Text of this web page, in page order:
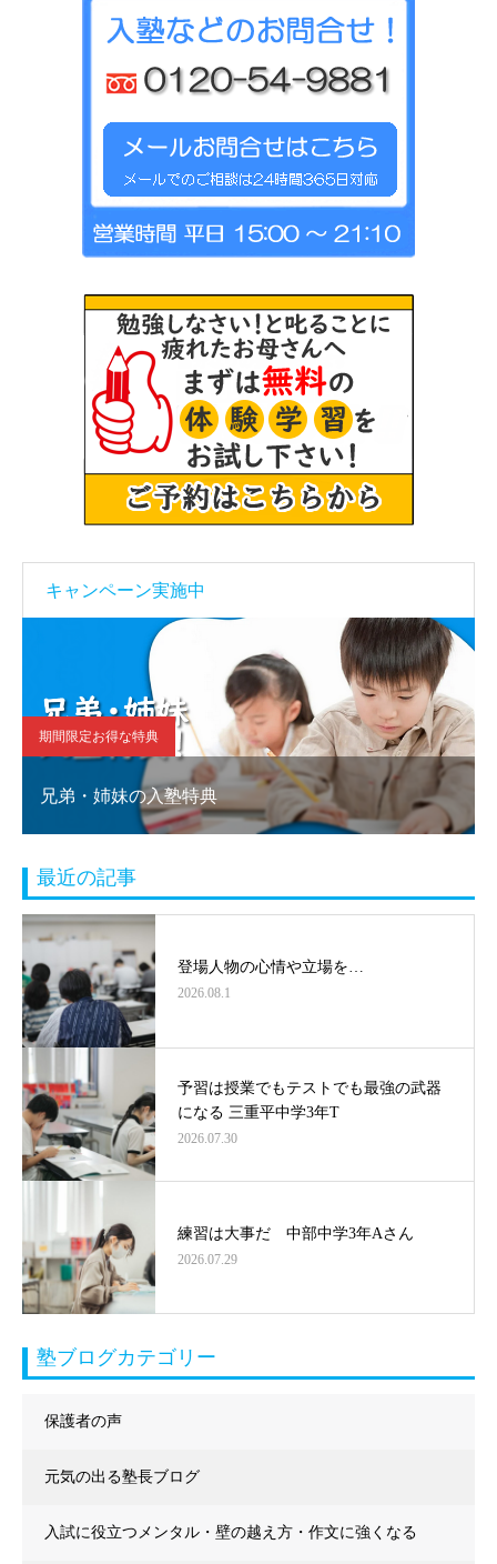
キャンペーン実施中
期間限定お得な特典
兄弟・姉妹の入塾特典
最近の記事
登場人物の心情や立場を…
2026.08.1
予習は授業でもテストでも最強の武器
になる 三重平中学3年T
2026.07.30
練習は大事だ 中部中学3年Aさん
2026.07.29
塾ブログカテゴリー
保護者の声
元気の出る塾長ブログ
入試に役立つメンタル・壁の越え方・作文に強くなる